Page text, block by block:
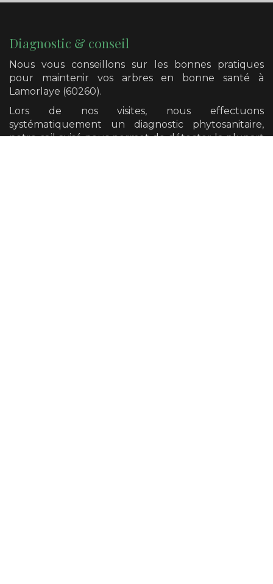
Diagnostic & conseil
Nous vous conseillons sur les bonnes pratiques
pour maintenir vos arbres en bonne santé à
Lamorlaye (60260).
Lors de nos visites, nous effectuons
systématiquement un diagnostic phytosanitaire,
notre œil avisé nous permet de détecter la plupart